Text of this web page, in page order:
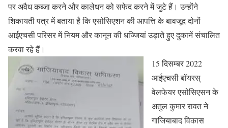
पर अवैध कब्जा करने और कालेधन को सफेद करने में जुटे हैं। उन्होंने
शिकायती पत्र में बताया है कि एसोसिएशन की आपत्ति के बावजूद दोनों
आईएचसी परिसर में नियम और कानून की धज्जियां उड़ाते हुए दुकानें संचालित
करवा रहे हैं।
15 दिसम्बर 2022
आईएचसी बॉयरस्
वेलफेयर एसोसिएसन के
अतुल कुमार रावत ने
गाजियाबाद विकास